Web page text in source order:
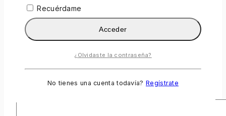
Tu dirección de correo electrónico no será publicada.
Los campos obligatorios están marcados con
Su Clasificación*
Recuérdame
Acceder
¿Olvidaste la contraseña?
No tienes una cuenta todavía? Regístrate